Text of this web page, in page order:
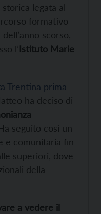
legata al
formativo
scorso,
l’Istituto Marie
Trentina prima
ha deciso di
seguito così un
e comunitaria fin
superiori, dove
della
a vedere il